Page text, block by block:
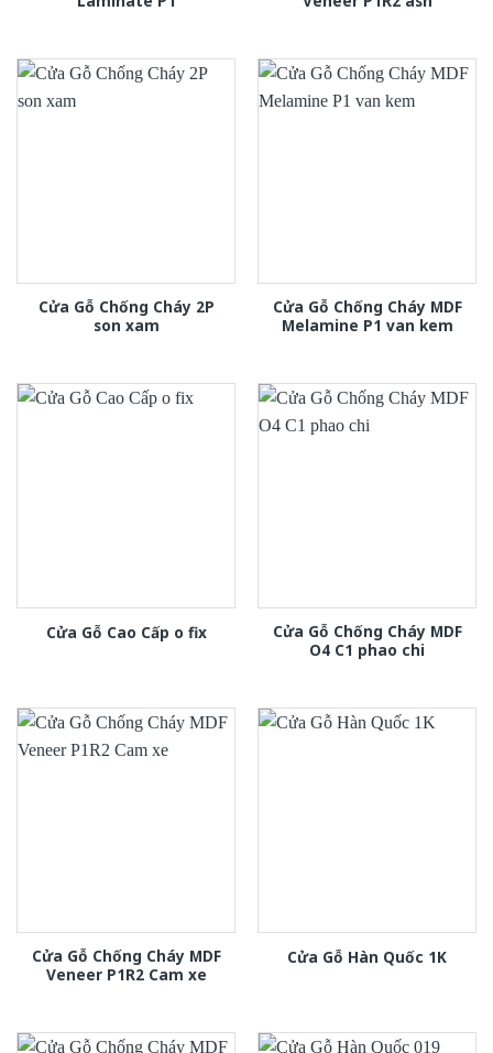
Cửa Gỗ Chống Cháy 2P
son xam
Cửa Gỗ Chống Cháy MDF
Melamine P1 van kem
Cửa Gỗ Cao Cấp o fix
Cửa Gỗ Chống Cháy MDF
O4 C1 phao chi
Cửa Gỗ Chống Cháy MDF
Veneer P1R2 Cam xe
Cửa Gỗ Hàn Quốc 1K